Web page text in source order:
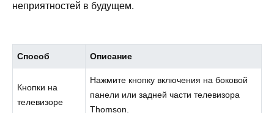
неприятностей в будущем.
Способ Описание
Кнопки на
телевизоре
Нажмите кнопку включения на боковой
панели или задней части телевизора
Thomson.